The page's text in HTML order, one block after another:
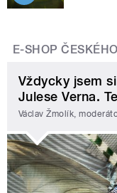
E-SHOP
Vždycky jsem
Julese Verna.
Václav Žmolík,